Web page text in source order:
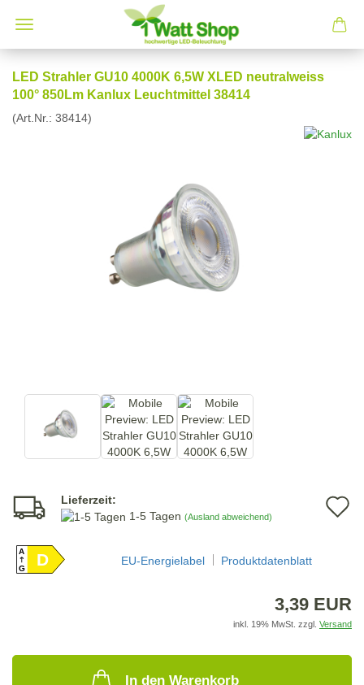
LED Strahler GU10 4000K 6,5W XLED neutralweiss
100° 850Lm Kanlux Leuchtmittel 38414
(Art.Nr.: 38414)
Lieferzeit:
1-5 Tagen (Ausland abweichend)
A
GD EU-Energielabel Produktdatenblatt
3,39 EUR
inkl. 19% MwSt. zzgl. Versand
In den Warenkorb